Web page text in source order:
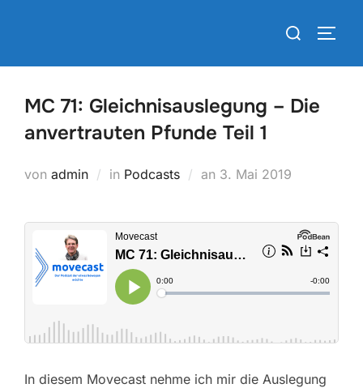
Suchen
MC 71: Gleichnisauslegung – Die
anvertrauten Pfunde Teil 1
von admin in Podcasts an Veröffentlicht
3. Mai 2019
In diesem Movecast nehme ich mir die Auslegung